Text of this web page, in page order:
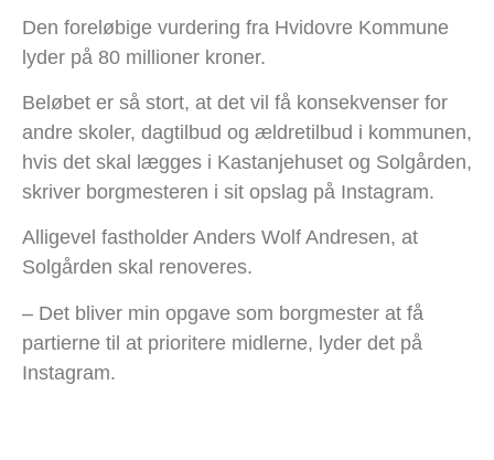
Den foreløbige vurdering fra Hvidovre Kommune
lyder på 80 millioner kroner.
Beløbet er så stort, at det vil få konsekvenser for
andre skoler, dagtilbud og ældretilbud i kommunen,
hvis det skal lægges i Kastanjehuset og Solgården,
skriver borgmesteren i sit opslag på Instagram.
Alligevel fastholder Anders Wolf Andresen, at
Solgården skal renoveres.
– Det bliver min opgave som borgmester at få
partierne til at prioritere midlerne, lyder det på
Instagram.